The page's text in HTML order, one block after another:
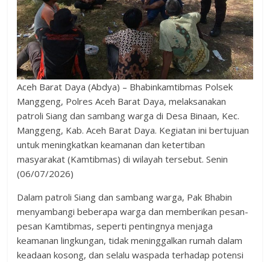
Aceh Barat Daya (Abdya) – Bhabinkamtibmas Polsek
Manggeng, Polres Aceh Barat Daya, melaksanakan
patroli Siang dan sambang warga di Desa Binaan, Kec.
Manggeng, Kab. Aceh Barat Daya. Kegiatan ini bertujuan
untuk meningkatkan keamanan dan ketertiban
masyarakat (Kamtibmas) di wilayah tersebut. Senin
(06/07/2026)
Dalam patroli Siang dan sambang warga, Pak Bhabin
menyambangi beberapa warga dan memberikan pesan-
pesan Kamtibmas, seperti pentingnya menjaga
keamanan lingkungan, tidak meninggalkan rumah dalam
keadaan kosong, dan selalu waspada terhadap potensi